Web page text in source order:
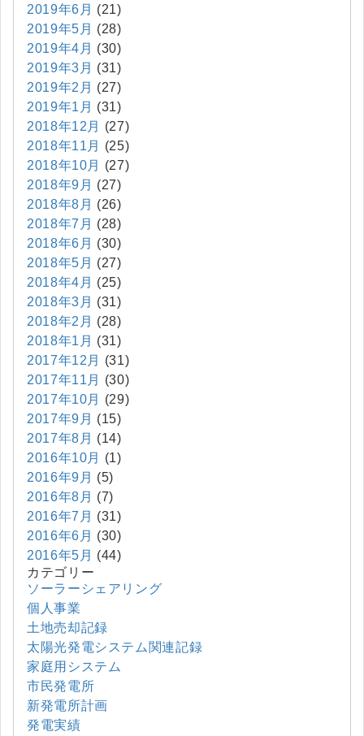
2019年6月 (21)
2019年5月 (28)
2019年4月 (30)
2019年3月 (31)
2019年2月 (27)
2019年1月 (31)
2018年12月
(27)
2018年11月
(25)
2018年10月
(27)
2018年9月 (27)
2018年8月 (26)
2018年7月 (28)
2018年6月 (30)
2018年5月 (27)
2018年4月 (25)
2018年3月 (31)
2018年2月 (28)
2018年1月 (31)
2017年12月
(31)
2017年11月
(30)
2017年10月
(29)
2017年9月 (15)
2017年8月 (14)
2016年10月
(1)
2016年9月 (5)
2016年8月 (7)
2016年7月 (31)
2016年6月 (30)
2016年5月 (44)
カテゴリー
ソーラーシェアリング
個人事業
土地売却記録
太陽光発電システム関連記録
家庭用システム
市民発電所
新発電所計画
発電実績